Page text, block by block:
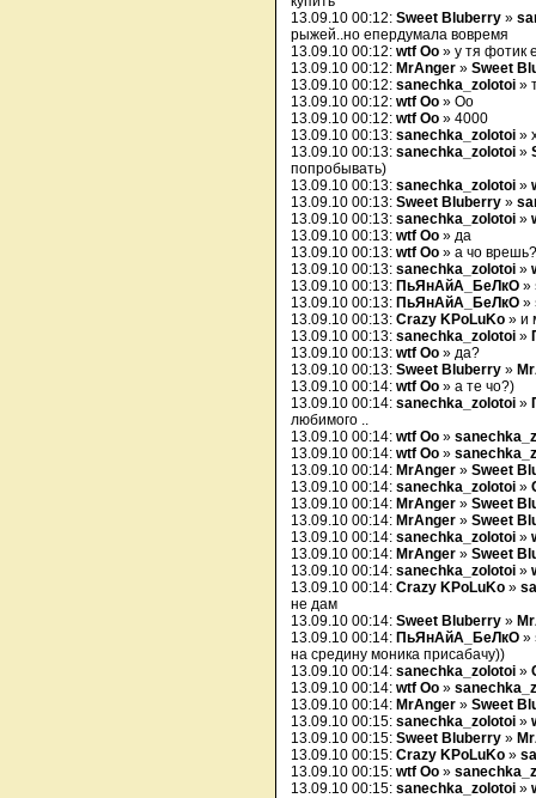
13.09.10 00:12: Sweet Bluberry »
рыжей..но епердумала вовремя
13.09.10 00:12: wtf Oo » у тя фотик
13.09.10 00:12: MrAnger » Sweet
13.09.10 00:12: sanechka_zolotoi »
13.09.10 00:12: wtf Oo » Оо
13.09.10 00:12: wtf Oo » 4000
13.09.10 00:13: sanechka_zolotoi »
13.09.10 00:13: sanechka_zolotoi »
попробывать)
13.09.10 00:13: sanechka_zolotoi »
13.09.10 00:13: Sweet Bluberry »
13.09.10 00:13: sanechka_zolotoi »
13.09.10 00:13: wtf Oo » да
13.09.10 00:13: wtf Oo » а чо врешь?
13.09.10 00:13: sanechka_zolotoi »
13.09.10 00:13: ПьЯнАйА_БеЛкО »
13.09.10 00:13: ПьЯнАйА_БеЛкО »
13.09.10 00:13: Crazy KPoLuKo » и
13.09.10 00:13: sanechka_zolotoi »
13.09.10 00:13: wtf Oo » да?
13.09.10 00:13: Sweet Bluberry »
13.09.10 00:14: wtf Oo » а те чо?)
13.09.10 00:14: sanechka_zolotoi »
любимого ..
13.09.10 00:14: wtf Oo »
13.09.10 00:14: wtf Oo »
13.09.10 00:14: MrAnger » Sweet
13.09.10 00:14: sanechka_zolotoi »
13.09.10 00:14: MrAnger » Sweet
13.09.10 00:14: MrAnger » Sweet
13.09.10 00:14: sanechka_zolotoi »
13.09.10 00:14: MrAnger » Sweet
13.09.10 00:14: sanechka_zolotoi »
13.09.10 00:14: Crazy KPoLuKo »
не дам
13.09.10 00:14: Sweet Bluberry »
13.09.10 00:14: ПьЯнАйА_БеЛкО »
на средину моника присабачу))
13.09.10 00:14: sanechka_zolotoi »
13.09.10 00:14: wtf Oo »
13.09.10 00:14: MrAnger » Sweet
13.09.10 00:15: sanechka_zolotoi »
13.09.10 00:15: Sweet Bluberry »
13.09.10 00:15: Crazy KPoLuKo »
13.09.10 00:15: wtf Oo »
13.09.10 00:15: sanechka_zolotoi »